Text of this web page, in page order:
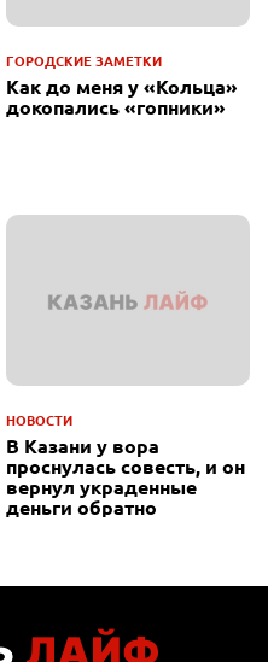
ГОРОДСКИЕ ЗАМЕТКИ
Как до меня у «Кольца»
докопались «гопники»
НОВОСТИ
В Казани у вора
проснулась совесть, и он
вернул украденные
деньги обратно